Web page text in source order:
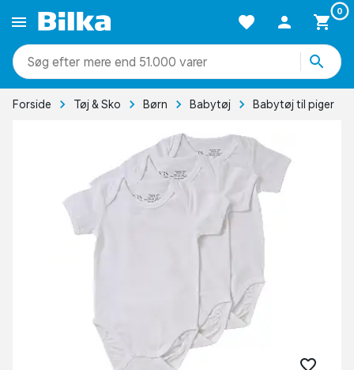
0
mere end 51.000 varer
Forside Tøj & Sko Børn Babytøj Babytøj til piger